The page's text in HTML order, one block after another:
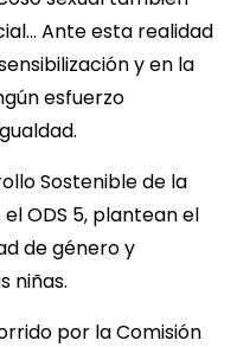
Ante esta realidad
y en la
esfuerzo
Sostenible de la
ODS 5, plantean el
de género y
niñas.
por la Comisión